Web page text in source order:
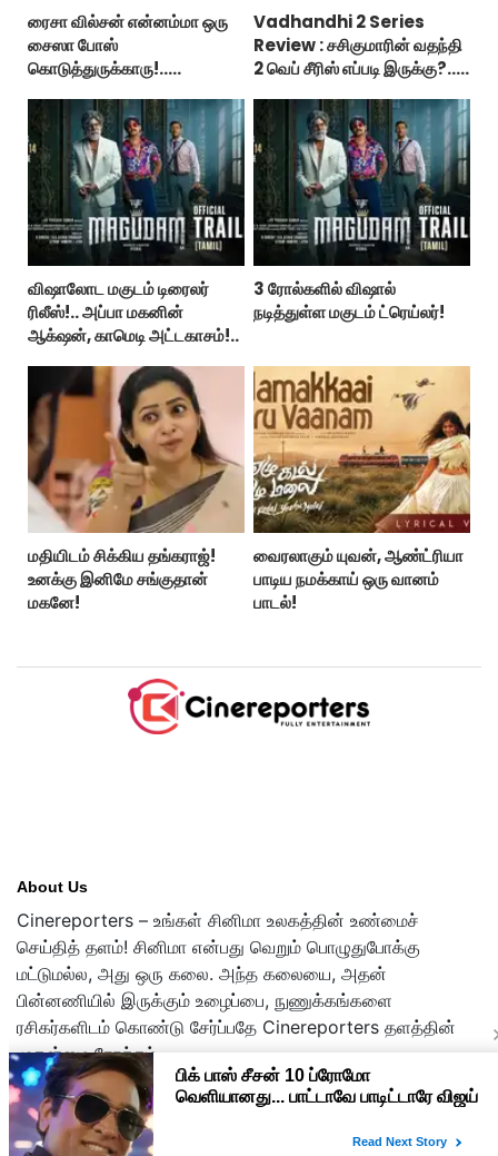
ரைசா வில்சன் என்னம்மா ஒரு
சைஸா போஸ்
கொடுத்துருக்காரு!..
Vadhandhi 2 Series
Review : சசிகுமாரின் வதந்தி
2 வெப் சீரிஸ் எப்படி இருக்கு?...
விஷாலோட மகுடம் டிரைலர்
ரிலீஸ்!.. அப்பா மகனின்
ஆக்‌ஷன், காமெடி அட்டகாசம்!..
3 ரோல்களில் விஷால்
நடித்துள்ள மகுடம் ட்ரெய்லர்!
மதியிடம் சிக்கிய தங்கராஜ்!
உனக்கு இனிமே சங்குதான்
மகனே!
வைரலாகும் யுவன், ஆண்ட்ரியா
பாடிய நமக்காய் ஒரு வானம்
பாடல்!
About Us
Cinereporters – உங்கள் சினிமா உலகத்தின் உண்மைச்
செய்தித் தளம்! சினிமா என்பது வெறும் பொழுதுபோக்கு
மட்டுமல்ல, அது ஒரு கலை. அந்த கலையை, அதன்
பின்னணியில் இருக்கும் உழைப்பை, நுணுக்கங்களை
ரசிகர்களிடம் கொண்டு சேர்ப்பதே Cinereporters தளத்தின்
முதன்மை நோக்கம்.